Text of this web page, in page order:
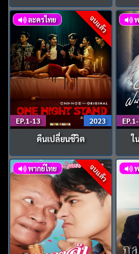
จบแล้ว
ละครไทย
EP.1-13 2023
คืนเปลี่ยนชีวิต
พ
ใ
จบแล้ว
พากย์ไทย พ